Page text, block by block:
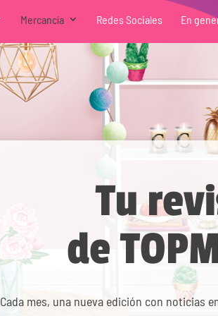
Mercancía Redes Sociales En
Tu
de
Cada mes, una nueva edición con noticias